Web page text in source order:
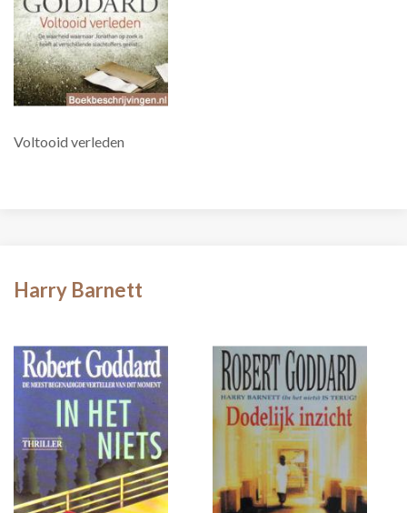
Voltooid verleden
Harry Barnett